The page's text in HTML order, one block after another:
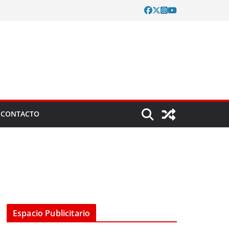
CONTACTO
Espacio Publicitario